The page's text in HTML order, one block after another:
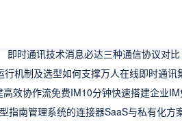
即时通讯技术消息必达三种通信协议对比
行机制及选型如何支撑万人在线即时通讯
高效协作流免费IM10分钟快速搭建企业IM
指南管理系统的连接器SaaS与私有化方